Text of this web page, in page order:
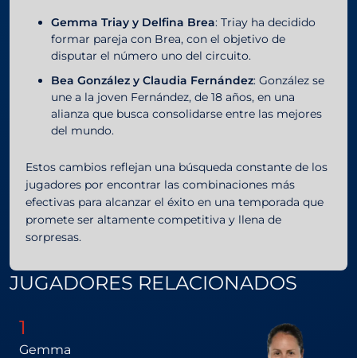
Gemma Triay y Delfina Brea: Triay ha decidido
formar pareja con Brea, con el objetivo de
disputar el número uno del circuito.
Bea González y Claudia Fernández: González se
une a la joven Fernández, de 18 años, en una
alianza que busca consolidarse entre las mejores
del mundo.
Estos cambios reflejan una búsqueda constante de los
jugadores por encontrar las combinaciones más
efectivas para alcanzar el éxito en una temporada que
promete ser altamente competitiva y llena de
sorpresas.
JUGADORES RELACIONADOS
Gemma
1